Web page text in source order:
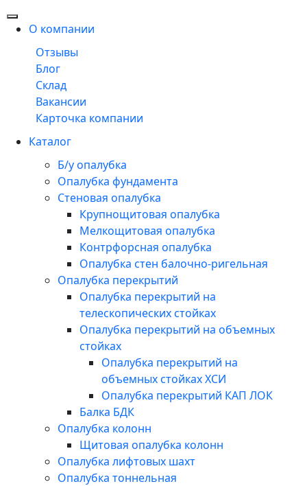
О компании
Отзывы
Блог
Склад
Вакансии
Карточка компании
Каталог
Б/у опалубка
Опалубка фундамента
Стеновая опалубка
Крупнощитовая опалубка
Мелкощитовая опалубка
Контрфорсная опалубка
Опалубка стен балочно-ригельная
Опалубка перекрытий
Опалубка перекрытий на
телескопических стойках
Опалубка перекрытий на объемных
стойках
Опалубка перекрытий на
объемных стойках ХСИ
Опалубка перекрытий КАП ЛОК
Балка БДК
Опалубка колонн
Щитовая опалубка колонн
Опалубка лифтовых шахт
Опалубка тоннельная